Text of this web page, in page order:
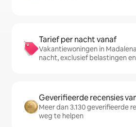
Tarief per nacht vanaf
Vakantiewoningen in
nacht, exclusief belastingen
Geverifieerde recensies
Meer dan 3.130 geverifieerde
weg te helpen